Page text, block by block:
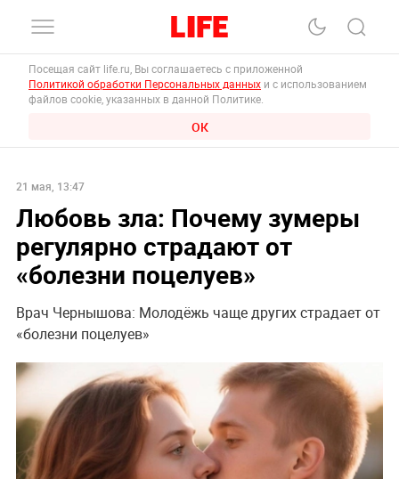
Посещая сайт life.ru, Вы соглашаетесь с приложенной
Политикой обработки Персональных данных и с использованием
файлов cookie, указанных в данной Политике.
ОК
21 мая, 13:47
Любовь зла: Почему зумеры
регулярно страдают от
«болезни поцелуев»
Врач Чернышова: Молодёжь чаще других страдает от
«болезни поцелуев»